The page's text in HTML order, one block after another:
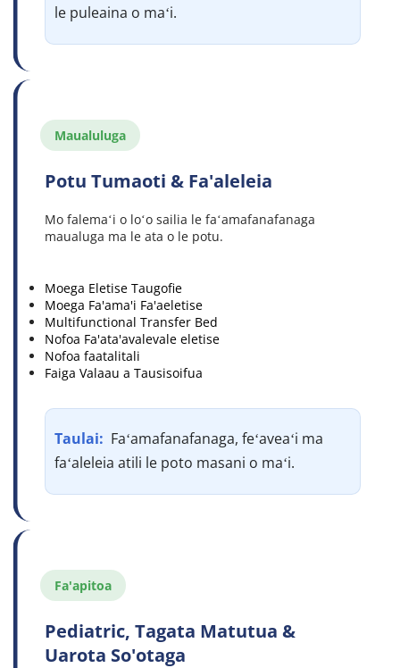
le puleaina o maʻi.
Maualuluga
Potu Tumaoti & Fa'aleleia
Mo falemaʻi o loʻo sailia le faʻamafanafanaga
maualuga ma le ata o le potu.
Moega Eletise Taugofie
Moega Fa'ama'i Fa'aeletise
Multifunctional Transfer Bed
Nofoa Fa'ata'avalevale eletise
Nofoa faatalitali
Faiga Valaau a Tausisoifua
Taulai: Faʻamafanafanaga, feʻaveaʻi ma
faʻaleleia atili le poto masani o maʻi.
Fa'apitoa
Pediatric, Tagata Matutua &
Uarota So'otaga